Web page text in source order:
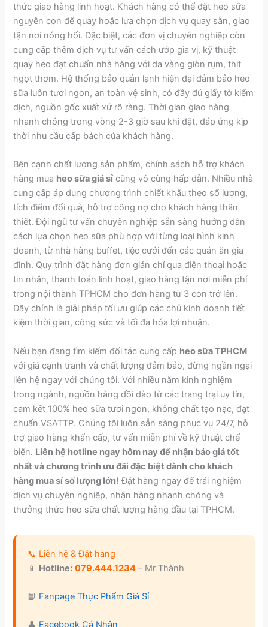
thức giao hàng linh hoạt. Khách hàng có thể đặt heo sữa
nguyên con để quay hoặc lựa chọn dịch vụ quay sẵn, giao
tận nơi nóng hổi. Đặc biệt, các đơn vị chuyên nghiệp còn
cung cấp thêm dịch vụ tư vấn cách ướp gia vị, kỹ thuật
quay heo đạt chuẩn nhà hàng với da vàng giòn rụm, thịt
ngọt thơm. Hệ thống bảo quản lạnh hiện đại đảm bảo heo
sữa luôn tươi ngon, an toàn vệ sinh, có đầy đủ giấy tờ kiểm
dịch, nguồn gốc xuất xứ rõ ràng. Thời gian giao hàng
nhanh chóng trong vòng 2-3 giờ sau khi đặt, đáp ứng kịp
thời nhu cầu cấp bách của khách hàng.
Bên cạnh chất lượng sản phẩm, chính sách hỗ trợ khách
hàng mua heo sữa giá sỉ cũng vô cùng hấp dẫn. Nhiều nhà
cung cấp áp dụng chương trình chiết khấu theo số lượng,
tích điểm đổi quà, hỗ trợ công nợ cho khách hàng thân
thiết. Đội ngũ tư vấn chuyên nghiệp sẵn sàng hướng dẫn
cách lựa chọn heo sữa phù hợp với từng loại hình kinh
doanh, từ nhà hàng buffet, tiệc cưới đến các quán ăn gia
đình. Quy trình đặt hàng đơn giản chỉ qua điện thoại hoặc
tin nhắn, thanh toán linh hoạt, giao hàng tận nơi miễn phí
trong nội thành TPHCM cho đơn hàng từ 3 con trở lên.
Đây chính là giải pháp tối ưu giúp các chủ kinh doanh tiết
kiệm thời gian, công sức và tối đa hóa lợi nhuận.
Nếu bạn đang tìm kiếm đối tác cung cấp heo sữa TPHCM
với giá cạnh tranh và chất lượng đảm bảo, đừng ngần ngại
liên hệ ngay với chúng tôi. Với nhiều năm kinh nghiệm
trong ngành, nguồn hàng dồi dào từ các trang trại uy tín,
cam kết 100% heo sữa tươi ngon, không chất tạo nạc, đạt
chuẩn VSATTP. Chúng tôi luôn sẵn sàng phục vụ 24/7, hỗ
trợ giao hàng khẩn cấp, tư vấn miễn phí về kỹ thuật chế
biến. Liên hệ hotline ngay hôm nay để nhận báo giá tốt
nhất và chương trình ưu đãi đặc biệt dành cho khách
hàng mua sỉ số lượng lớn! Đặt hàng ngay để trải nghiệm
dịch vụ chuyên nghiệp, nhận hàng nhanh chóng và
thưởng thức heo sữa chất lượng hàng đầu tại TPHCM.
📞 Liên hệ & Đặt hàng
📱 Hotline: 079.444.1234 – Mr Thành
📘 Fanpage Thực Phẩm Giá Sỉ
👤 Facebook Cá Nhân